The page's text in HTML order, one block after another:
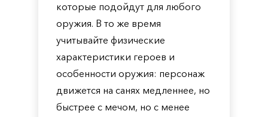
которые подойдут для любого
оружия. В то же время
учитывайте физические
характеристики героев и
особенности оружия: персонаж
движется на санях медленнее, но
быстрее с мечом, но с менее